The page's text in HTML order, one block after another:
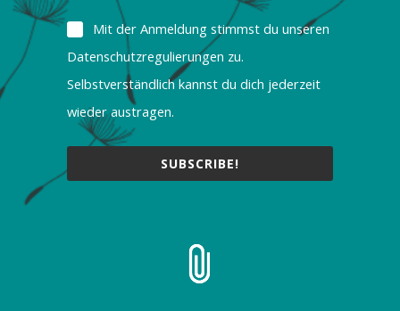
Mit der Anmeldung stimmst du unseren
Datenschutzregulierungen zu.
Selbstverständlich kannst du dich jederzeit
wieder austragen.
SUBSCRIBE!